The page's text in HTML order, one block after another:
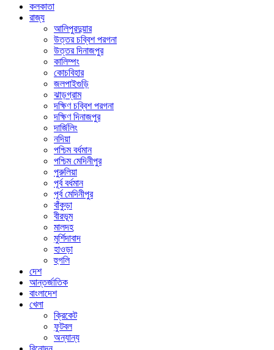
কলকাতা
রাজ্য
আলিপুরদুয়ার
উত্তর চব্বিশ পরগনা
উত্তর দিনাজপুর
কালিম্পং
কোচবিহার
জলপাইগুড়ি
ঝাড়গ্রাম
দক্ষিণ চব্বিশ পরগনা
দক্ষিণ দিনাজপুর
দার্জিলিং
নদিয়া
পশ্চিম বর্ধমান
পশ্চিম মেদিনীপুর
পুরুলিয়া
পূর্ব বর্ধমান
পূর্ব মেদিনীপুর
বাঁকুড়া
বীরভূম
মালদহ
মুর্শিদাবাদ
হাওড়া
হুগলি
দেশ
আন্তর্জাতিক
বাংলাদেশ
খেলা
ক্রিকেট
ফুটবল
অন্যান্য